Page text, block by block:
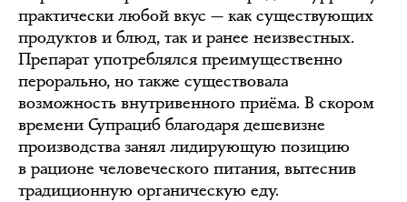
практически любой вкус — как существующих
продуктов и блюд, так и ранее неизвестных.
Препарат употреблялся преимущественно
перорально, но также существовала
возможность внутривенного приёма. В скором
времени Супрациб благодаря дешевизне
производства занял лидирующую позицию
в рационе человеческого питания, вытеснив
традиционную органическую еду.